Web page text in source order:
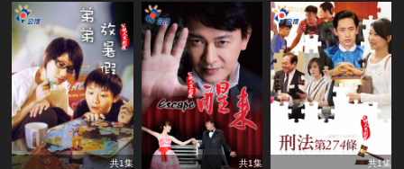
共1集 共1集 共1集